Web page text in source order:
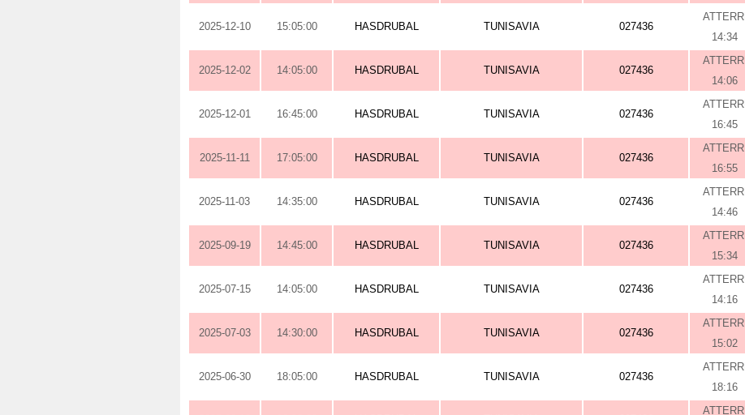
2025-12-10 15:05:00 HASDRUBAL TUNISAVIA 027436
ATTERRI
14:34
2025-12-02 14:05:00 HASDRUBAL TUNISAVIA 027436
ATTERRI
14:06
2025-12-01 16:45:00 HASDRUBAL TUNISAVIA 027436
ATTERRI
16:45
2025-11-11 17:05:00 HASDRUBAL TUNISAVIA 027436
ATTERRI
16:55
2025-11-03 14:35:00 HASDRUBAL TUNISAVIA 027436
ATTERRI
14:46
2025-09-19 14:45:00 HASDRUBAL TUNISAVIA 027436
ATTERRI
15:34
2025-07-15 14:05:00 HASDRUBAL TUNISAVIA 027436
ATTERRI
14:16
2025-07-03 14:30:00 HASDRUBAL TUNISAVIA 027436
ATTERRI
15:02
2025-06-30 18:05:00 HASDRUBAL TUNISAVIA 027436
ATTERRI
18:16
ATTERRI